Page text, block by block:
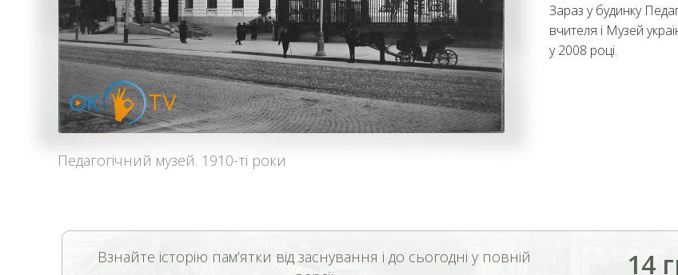
Педагогічний музей. 1910-ті роки
Зараз у будинку
вчителя і Музей
у 2008 році.
Взнайте історію пам’ятки від заснування і до сьогодні у повній
14